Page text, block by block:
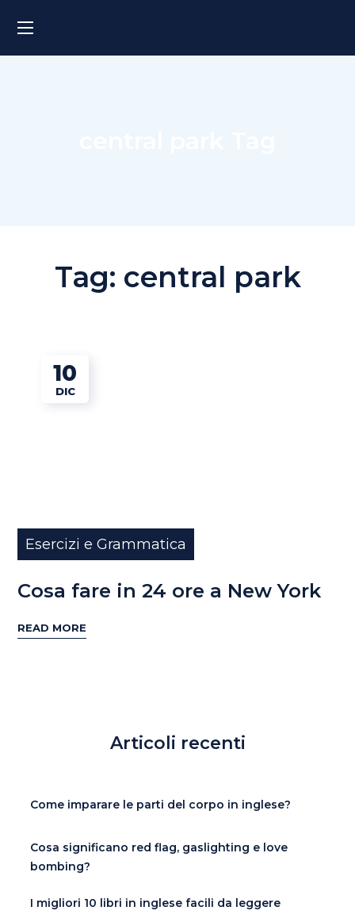
Tag: central park
10
DIC
Esercizi e Grammatica
Cosa fare in 24 ore a New York
READ MORE
Articoli recenti
Come imparare le parti del corpo in inglese?
Cosa significano red flag, gaslighting e love
bombing?
I migliori 10 libri in inglese facili da leggere